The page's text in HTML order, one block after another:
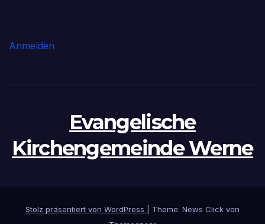
Anmelden
Evangelische
Kirchengemeinde Werne
Stolz präsentiert von WordPress
Theme: News Click von